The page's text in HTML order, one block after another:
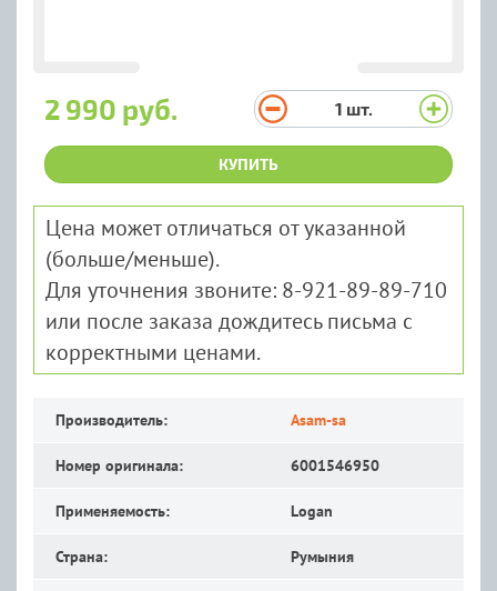
2 990 руб. 1 шт.
КУПИТЬ
Цена может отличаться от указанной
(больше/меньше).
Для уточнения звоните: 8-921-89-89-710
или после заказа дождитесь письма с
корректными ценами.
Производитель: Asam-sa
Номер оригинала: 6001546950
Применяемость: Logan
Страна: Румыния